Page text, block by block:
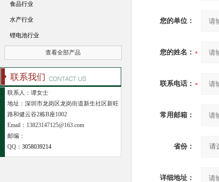
您的单位：
您的姓名：
联系电话：
常用邮箱：
省份：
详细地址：
食品行业
水产行业
锂电池行业
查看全部产品
联系我们
联系人：谭女士
地址：深圳市龙岗区龙岗街道新生社区新旺
路和健云谷2栋B座1002
Email：13823147125@163.com
邮编：
QQ： 3058039214